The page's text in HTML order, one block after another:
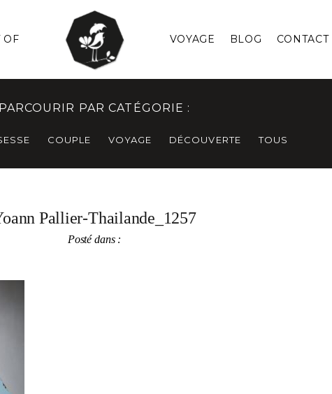
OF VOYAGE BLOG CONTACT
PARCOURIR PAR CATÉGORIE :
COUPLE VOYAGE DÉCOUVERTE TOUS
Pallier-Thailande_1257
Posté dans :